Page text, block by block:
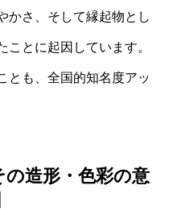
かさ、そして縁起物とし
とに起因しています。
とも、全国的知名度アッ
造形・色彩の意